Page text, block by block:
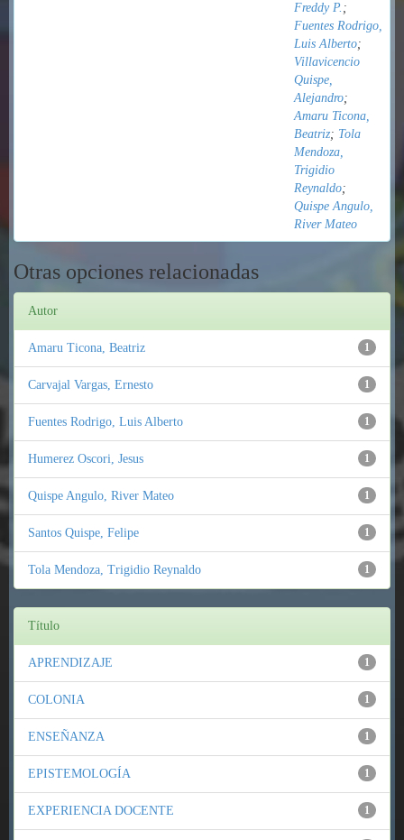
Freddy P. ;
Fuentes Rodrigo,
Luis Alberto;
Villavicencio
Quispe,
Alejandro;
Amaru Ticona,
Beatriz; Tola
Mendoza,
Trigidio
Reynaldo;
Quispe Angulo,
River Mateo
Otras opciones relacionadas
Autor
1
Amaru Ticona, Beatriz
1
Carvajal Vargas, Ernesto
1
Fuentes Rodrigo, Luis Alberto
1
Humerez Oscori, Jesus
1
Quispe Angulo, River Mateo
1
Santos Quispe, Felipe
1
Tola Mendoza, Trigidio Reynaldo
Título
1
APRENDIZAJE
1
COLONIA
1
ENSEÑANZA
1
EPISTEMOLOGÍA
1
EXPERIENCIA DOCENTE